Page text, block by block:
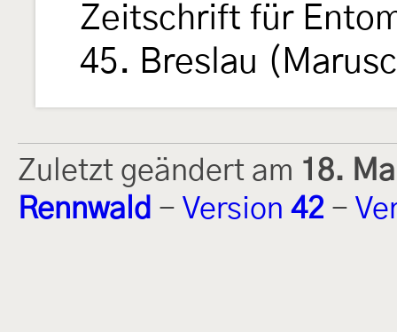
Zeitschrift für
45. Breslau
Zuletzt geändert am 18.
Rennwald - Version 42 -